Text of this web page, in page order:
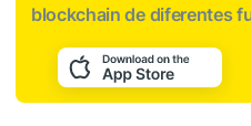
blockchain de diferentes